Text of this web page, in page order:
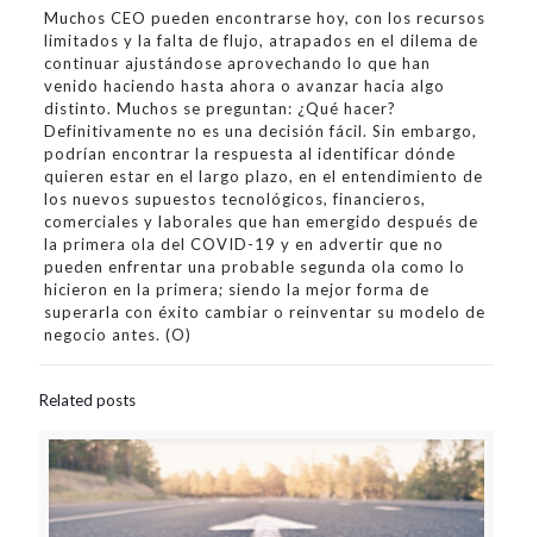
Muchos CEO pueden encontrarse hoy, con los recursos
limitados y la falta de flujo, atrapados en el dilema de
continuar ajustándose aprovechando lo que han
venido haciendo hasta ahora o avanzar hacia algo
distinto. Muchos se preguntan: ¿Qué hacer?
Definitivamente no es una decisión fácil. Sin embargo,
podrían encontrar la respuesta al identificar dónde
quieren estar en el largo plazo, en el entendimiento de
los nuevos supuestos tecnológicos, financieros,
comerciales y laborales que han emergido después de
la primera ola del COVID-19 y en advertir que no
pueden enfrentar una probable segunda ola como lo
hicieron en la primera; siendo la mejor forma de
superarla con éxito cambiar o reinventar su modelo de
negocio antes. (O)
Related posts